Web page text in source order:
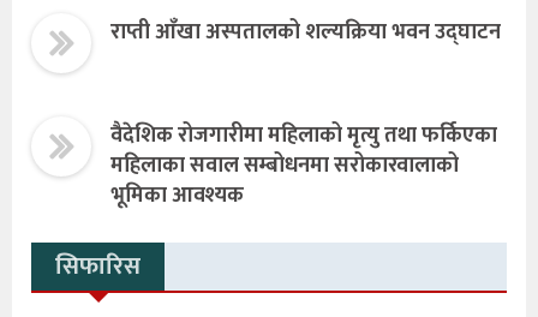
राप्ती आँखा अस्पतालको शल्यक्रिया भवन उद्घाटन
वैदेशिक रोजगारीमा महिलाको मृत्यु तथा फर्किएका
महिलाका सवाल सम्बोधनमा सरोकारवालाको
भूमिका आवश्यक
सिफारिस